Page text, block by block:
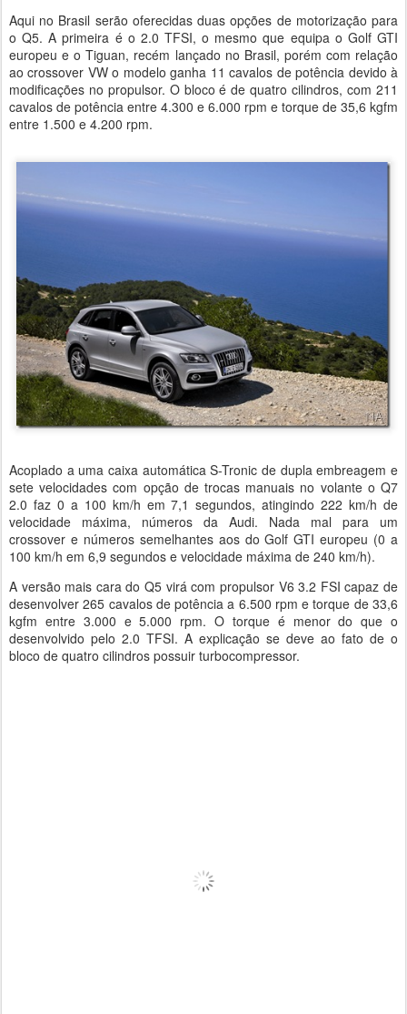
Aqui no Brasil serão oferecidas duas opções de motorização para
o Q5. A primeira é o 2.0 TFSI, o mesmo que equipa o Golf GTI
europeu e o Tiguan, recém lançado no Brasil, porém com relação
ao crossover VW o modelo ganha 11 cavalos de potência devido à
modificações no propulsor. O bloco é de quatro cilindros, com 211
cavalos de potência entre 4.300 e 6.000 rpm e torque de 35,6 kgfm
entre 1.500 e 4.200 rpm.
Acoplado a uma caixa automática S-Tronic de dupla embreagem e
sete velocidades com opção de trocas manuais no volante o Q7
2.0 faz 0 a 100 km/h em 7,1 segundos, atingindo 222 km/h de
velocidade máxima, números da Audi. Nada mal para um
crossover e números semelhantes aos do Golf GTI europeu (0 a
100 km/h em 6,9 segundos e velocidade máxima de 240 km/h).
A versão mais cara do Q5 virá com propulsor V6 3.2 FSI capaz de
desenvolver 265 cavalos de potência a 6.500 rpm e torque de 33,6
kgfm entre 3.000 e 5.000 rpm. O torque é menor do que o
desenvolvido pelo 2.0 TFSI. A explicação se deve ao fato de o
bloco de quatro cilindros possuir turbocompressor.